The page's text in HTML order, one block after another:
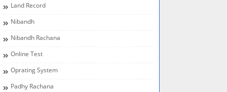
Land Record
Nibandh
Nibandh Rachana
Online Test
Oprating System
Padhy Rachana